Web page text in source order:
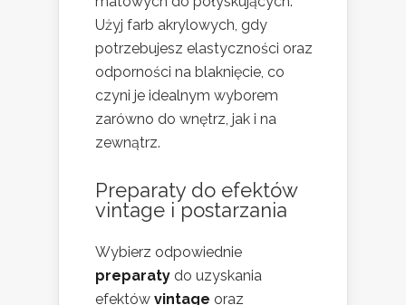
Użyj farb akrylowych, gdy
potrzebujesz elastyczności oraz
odporności na blaknięcie, co
czyni je idealnym wyborem
zarówno do wnętrz, jak i na
zewnątrz.
Preparaty do efektów
vintage i postarzania
Wybierz odpowiednie
preparaty do uzyskania
efektów vintage oraz